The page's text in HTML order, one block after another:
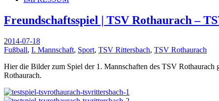
Freundschaftsspiel | TSV Rothaurach –
2014-07-18
Fußball, I. Mannschaft, Sport, TSV Rittersbach, TSV Rothaurach
Hier die Bilder zum Spiel der 1. Mannschaften des TSV Rothaurach
Rothaurach.